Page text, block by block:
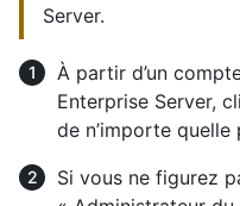
Server.
À partir d’un
Enterprise Server,
de n’importe quelle
Si vous ne figurez